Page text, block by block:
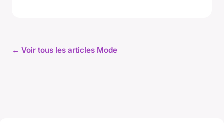
← Voir tous les articles Mode